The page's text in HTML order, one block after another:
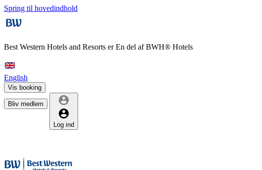
Spring til hovedindhold
Best Western Hotels and Resorts erEn del af BWH® Hotels
English
Vis booking
Bliv medlem
Log ind